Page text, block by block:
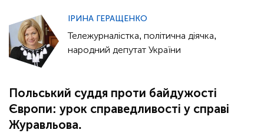
Польський суддя проти байдужості
Європи: урок справедливості у справі
Журавльова.
ІРИНА ГЕРАЩЕНКО
Тележурналістка, політична діячка,
народний депутат України